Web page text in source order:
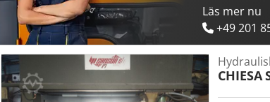
Läs mer nu
+49 201
CHIESA